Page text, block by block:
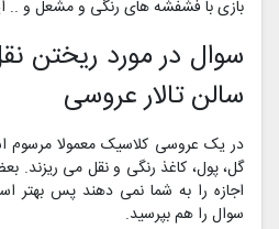
بازی با فشفشه های رنگی و مشعل و ..
سوال در مورد ریختن
سالن تالار عروسی
در یک عروسی کلاسیک معمولا
گل، پول، کاغذ رنگی و نقل می ریزند.
اجازه را به شما نمی دهند پس بهتر
سوال را هم بپرسید.